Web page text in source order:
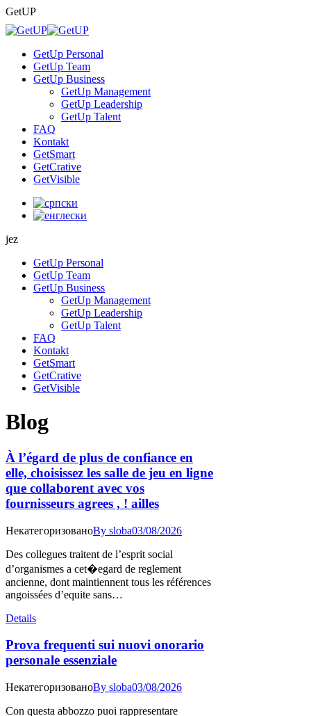
Skip
to
content
GetUP
GetUp Personal
GetUp Team
GetUp Business
GetUp Management
GetUp Leadership
GetUp Talent
FAQ
Kontakt
GetSmart
GetCrative
GetVisible
jez
GetUp Personal
GetUp Team
GetUp Business
GetUp Management
GetUp Leadership
GetUp Talent
FAQ
Kontakt
GetSmart
GetCrative
GetVisible
Blog
À l’égard de plus de confiance en
elle, choisissez les salle de jeu en ligne
que collaborent avec vos
fournisseurs agrees , ! ailles
НекатегоризованоBy sloba03/08/2026
Des collegues traitent de l’esprit social
d’organismes a cet�egard de reglement
ancienne, dont maintiennent tous les références
angoissées d’equite sans…
Details
Prova frequenti sui nuovi onorario
personale essenziale
НекатегоризованоBy sloba03/08/2026
Con questa abbozzo puoi rappresentare